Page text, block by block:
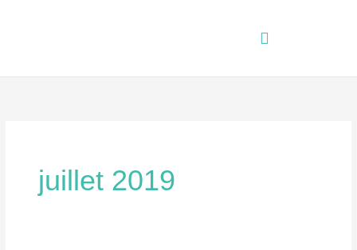
juillet 2019